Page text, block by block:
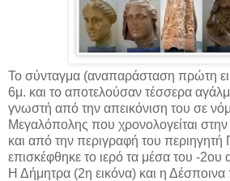
Το σύνταγμα (αναπαράσταση πρώτη
6μ. και το αποτελούσαν τέσσερα
γνωστή από την απεικόνιση του σε
Μεγαλόπολης που χρονολογείται
και από την περιγραφή του
επισκέφθηκε το ιερό τα μέσα του -2ου
Η Δήμητρα (2η εικόνα) και η Δέσποινα